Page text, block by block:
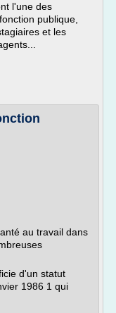
l'une des
publique,
et les
au travail dans
d'un statut
1986 1 qui